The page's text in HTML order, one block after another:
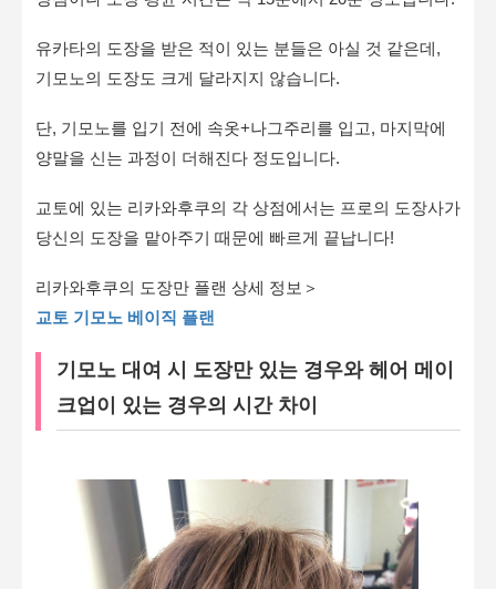
유카타의 도장을 받은 적이 있는 분들은 아실 것 같은데,
기모노의 도장도 크게 달라지지 않습니다.
단, 기모노를 입기 전에 속옷+나그주리를 입고, 마지막에
양말을 신는 과정이 더해진다 정도입니다.
교토에 있는 리카와후쿠의 각 상점에서는 프로의 도장사가
당신의 도장을 맡아주기 때문에 빠르게 끝납니다!
리카와후쿠의 도장만 플랜 상세 정보＞
교토 기모노 베이직 플랜
기모노 대여 시 도장만 있는 경우와 헤어 메이
크업이 있는 경우의 시간 차이